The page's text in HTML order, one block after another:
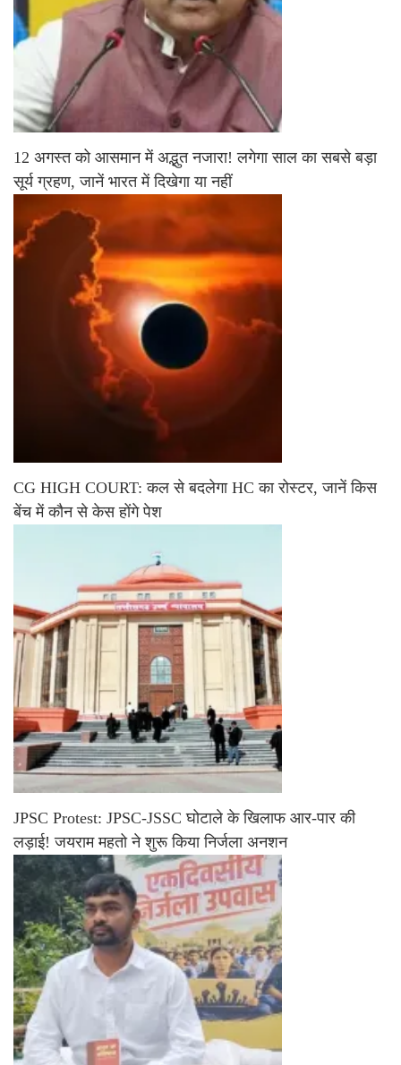
12 अगस्त को आसमान में अद्भुत नजारा! लगेगा साल का सबसे बड़ा
सूर्य ग्रहण, जानें भारत में दिखेगा या नहीं
CG HIGH COURT: कल से बदलेगा HC का रोस्टर, जानें किस
बेंच में कौन से केस होंगे पेश
JPSC Protest: JPSC-JSSC घोटाले के खिलाफ आर-पार की
लड़ाई! जयराम महतो ने शुरू किया निर्जला अनशन